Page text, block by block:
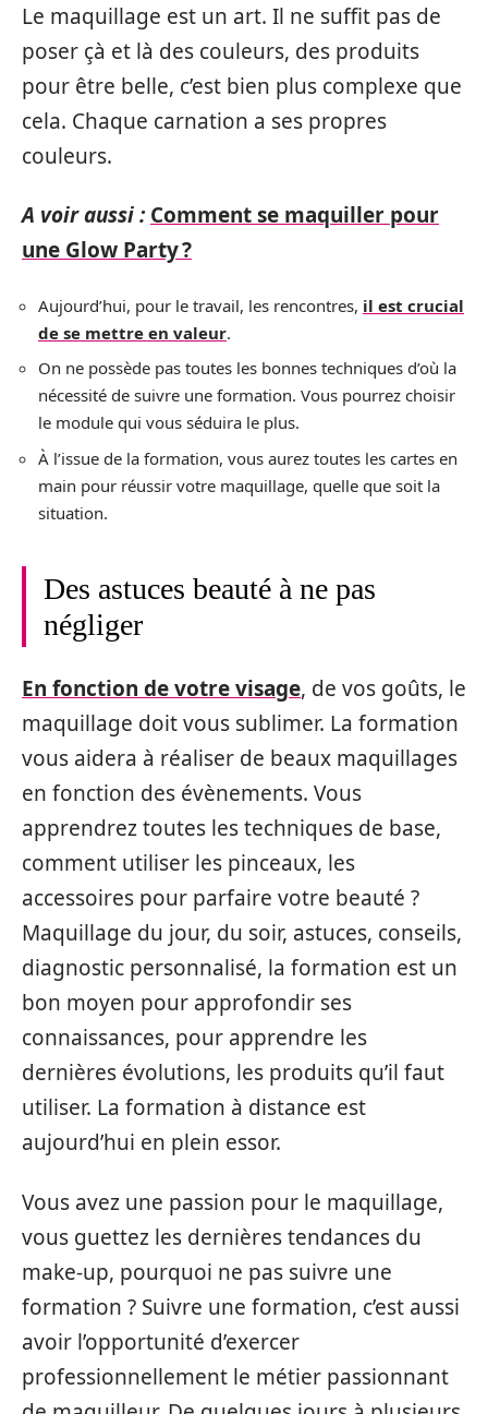
Le maquillage est un art. Il ne suffit pas de
poser çà et là des couleurs, des produits
pour être belle, c’est bien plus complexe que
cela. Chaque carnation a ses propres
couleurs.
A voir aussi : Comment se maquiller pour
une Glow Party ?
Aujourd’hui, pour le travail, les rencontres, il est crucial
de se mettre en valeur.
On ne possède pas toutes les bonnes techniques d’où la
nécessité de suivre une formation. Vous pourrez choisir
le module qui vous séduira le plus.
À l’issue de la formation, vous aurez toutes les cartes en
main pour réussir votre maquillage, quelle que soit la
situation.
Des astuces beauté à ne pas
négliger
En fonction de votre visage, de vos goûts, le
maquillage doit vous sublimer. La formation
vous aidera à réaliser de beaux maquillages
en fonction des évènements. Vous
apprendrez toutes les techniques de base,
comment utiliser les pinceaux, les
accessoires pour parfaire votre beauté ?
Maquillage du jour, du soir, astuces, conseils,
diagnostic personnalisé, la formation est un
bon moyen pour approfondir ses
connaissances, pour apprendre les
dernières évolutions, les produits qu’il faut
utiliser. La formation à distance est
aujourd’hui en plein essor.
Vous avez une passion pour le maquillage,
vous guettez les dernières tendances du
make-up, pourquoi ne pas suivre une
formation ? Suivre une formation, c’est aussi
avoir l’opportunité d’exercer
professionnellement le métier passionnant